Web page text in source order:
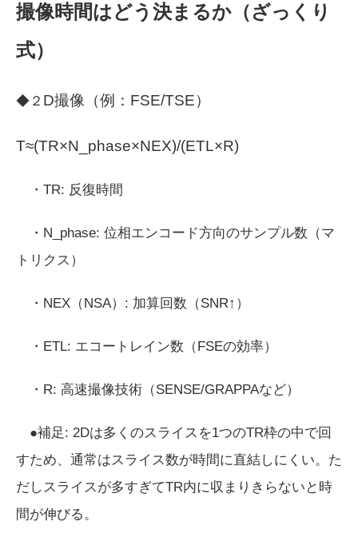
撮像時間はどう決まるか（ざっくり
式）
◆２ D撮像（例：FSE/TSE）
T≈(TR×N_phase×NEX)/(ETL×R)
・TR: 反復時間
・N_phase: 位相エンコード方向のサンプル数（マ
トリクス）
・NEX（NSA）: 加算回数（SNR↑）
・ETL: エコートレイン数（FSEの効率）
・R: 高速撮像技術（SENSE/GRAPPAなど）
●補足: 2Dは多くのスライスを1つのTR枠の中で回
すため、通常はスライス数が時間に直結しにくい。た
だしスライスが多すぎてTR内に収まりきらないと時
間が伸びる。